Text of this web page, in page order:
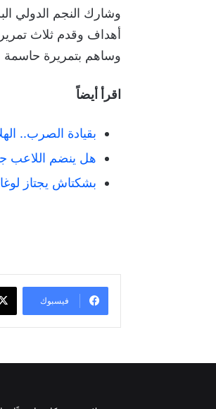
أهداف وقدم ثلاث
وساهم بتمريرة حاسمة
اقرأ أيضاً
بقيادة الصرب..
هل ينضم اللاعب
بشكتاش يجتاز
فيسبوك